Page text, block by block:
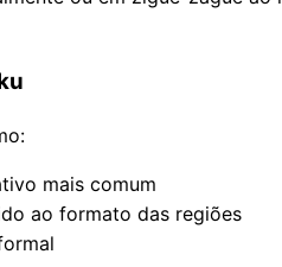
mais comum
ao formato das regiões